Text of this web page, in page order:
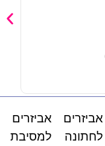
אביזרים
לחתונה
אביזרים
למסיבת